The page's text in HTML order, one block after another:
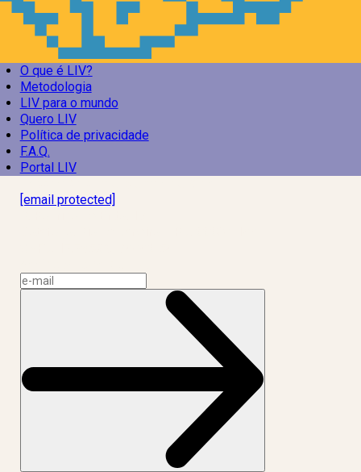
O que é LIV?
Metodologia
LIV para o mundo
Quero LIV
Política de privacidade
F.A.Q.
Portal LIV
[email protected]